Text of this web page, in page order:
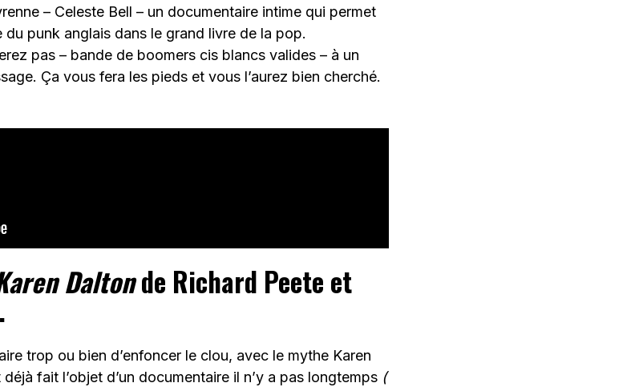
– Celeste Bell – un documentaire intime qui permet
punk anglais dans le grand livre de la pop.
pas – bande de boomers cis blancs valides – à un
Ça vous fera les pieds et vous l’aurez bien cherché.
Daltonde Richard Peete et
trop ou bien d’enfoncer le clou, avec le mythe Karen
fait l’objet d’un documentaire il n’y a pas longtemps (